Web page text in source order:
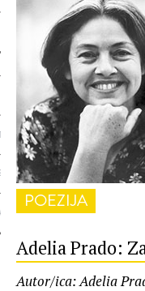
POEZIJA
Adelia Prado:
Autor/ica: Adelia